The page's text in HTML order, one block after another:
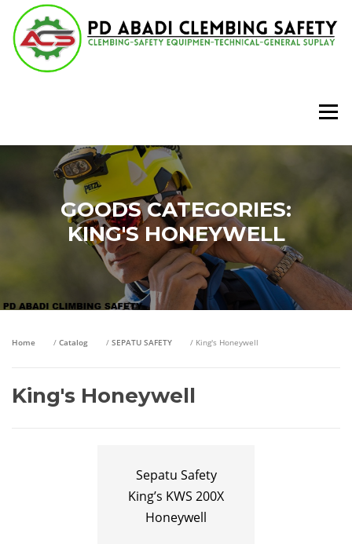
Lompat
konten
Menu
GOODS CATEGORIES:
KING'S HONEYWELL
Home / Catalog / SEPATU SAFETY / King's Honeywell
King's Honeywell
Sepatu Safety
King’s KWS 200X
Honeywell